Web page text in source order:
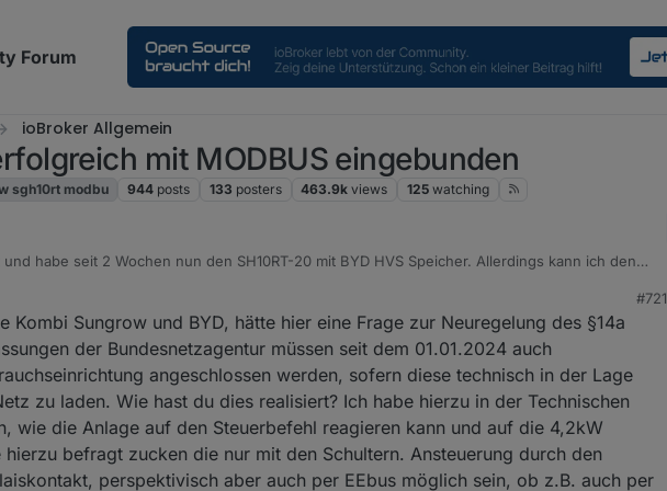
Forum
ioBroker Allgemein
mit MODBUS eingebunden
sgh10rt modbu 944 posts 133 posters 463.9k views 125 watching
habe seit 2 Wochen nun den SH10RT-20 mit BYD HVS Speicher. Allerdings kann ich den
welches die Steuerung übernimmt.
und Auslesen des Netzbezugs bzw. der Einspeisung über den ISKRA-Zähler des
auch sehr schnell (SH reagiert unter 1 Sekunde auf Änderungen). Blockly kann ich gerne zur
der SH10RT alles selber über den Backupausgang, sämtliche Modbus-Einstellungen
sein?
#721
Kombi Sungrow und BYD, hätte hier eine Frage zur Neuregelung des §14a
der Bundesnetzagentur müssen seit dem 01.01.2024 auch
angeschlossen werden, sofern diese technisch in der Lage
zu laden. Wie hast du dies realisiert? Ich habe hierzu in der Technischen
wie die Anlage auf den Steuerbefehl reagieren kann und auf die 4,2kW
befragt zucken die nur mit den Schultern. Ansteuerung durch den
perspektivisch aber auch per EEbus möglich sein, ob z.B. auch per